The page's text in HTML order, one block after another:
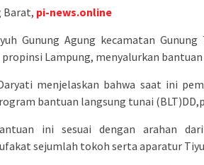
Barat, pi-news.online
Gunung Agung kecamatan
Lampung, menyalurkan bantuan
menjelaskan bahwa saat ini
bantuan langsung tunai
ini sesuai dengan arahan
sejumlah tokoh serta aparatur